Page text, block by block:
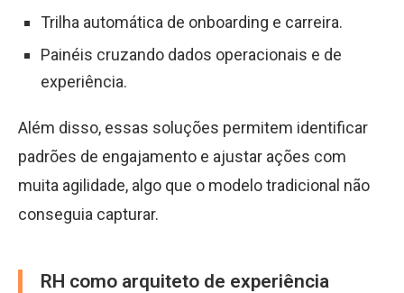
Trilha automática de onboarding e carreira.
Painéis cruzando dados operacionais e de
experiência.
Além disso, essas soluções permitem identificar
padrões de engajamento e ajustar ações com
muita agilidade, algo que o modelo tradicional não
conseguia capturar.
RH como arquiteto de experiência